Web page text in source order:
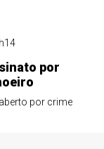
por
por crime